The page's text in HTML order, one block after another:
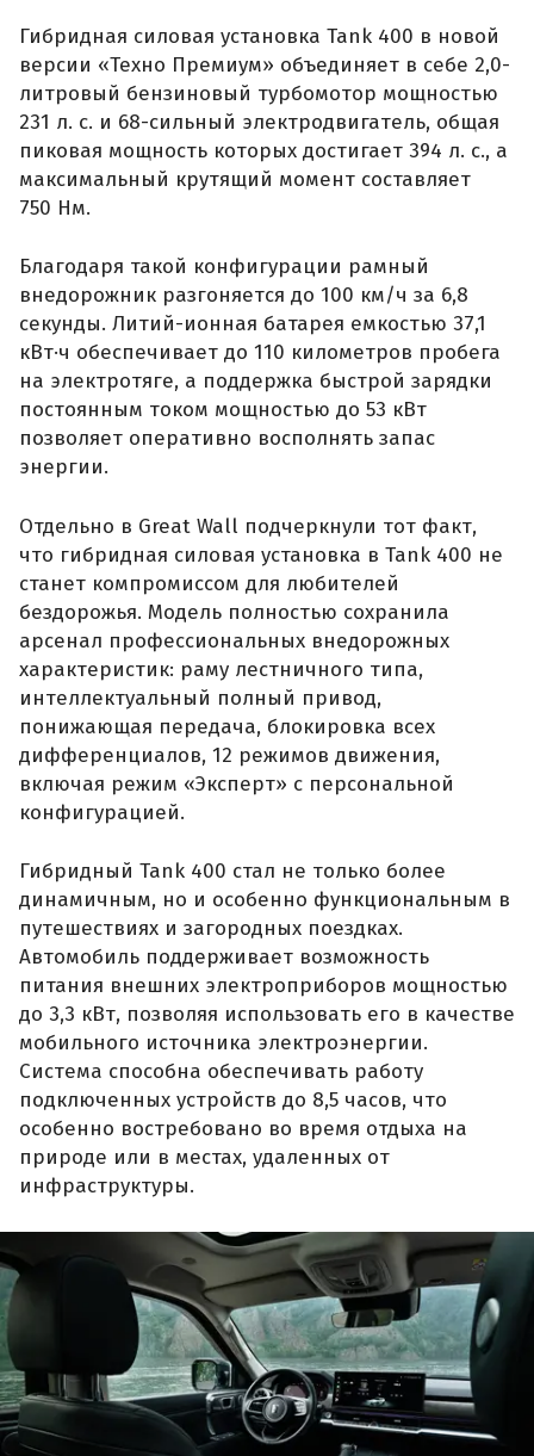
Гибридная силовая установка Tank 400 в новой
версии «Техно Премиум» объединяет в себе 2,0-
литровый бензиновый турбомотор мощностью
231 л. с. и 68-сильный электродвигатель, общая
пиковая мощность которых достигает 394 л. с., а
максимальный крутящий момент составляет
750 Нм.
Благодаря такой конфигурации рамный
внедорожник разгоняется до 100 км/ч за 6,8
секунды. Литий-ионная батарея емкостью 37,1
кВт·ч обеспечивает до 110 километров пробега
на электротяге, а поддержка быстрой зарядки
постоянным током мощностью до 53 кВт
позволяет оперативно восполнять запас
энергии.
Отдельно в Great Wall подчеркнули тот факт,
что гибридная силовая установка в Tank 400 не
станет компромиссом для любителей
бездорожья. Модель полностью сохранила
арсенал профессиональных внедорожных
характеристик: раму лестничного типа,
интеллектуальный полный привод,
понижающая передача, блокировка всех
дифференциалов, 12 режимов движения,
включая режим «Эксперт» с персональной
конфигурацией.
Гибридный Tank 400 стал не только более
динамичным, но и особенно функциональным в
путешествиях и загородных поездках.
Автомобиль поддерживает возможность
питания внешних электроприборов мощностью
до 3,3 кВт, позволяя использовать его в качестве
мобильного источника электроэнергии.
Система способна обеспечивать работу
подключенных устройств до 8,5 часов, что
особенно востребовано во время отдыха на
природе или в местах, удаленных от
инфраструктуры.